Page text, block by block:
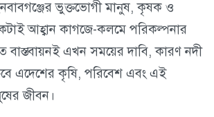
ভুক্তভোগী মানুষ, কৃষক ও
আহ্বান কাগজে-কলমে পরিকল্পনার
বাস্তবায়নই এখন সময়ের দাবি, কারণ নদী
এদেশের কৃষি, পরিবেশ এবং এই
জীবন।